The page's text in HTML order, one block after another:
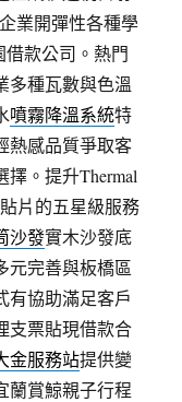
業開彈性各種學
款公司。熱門
多種瓦數與色溫
噴霧降溫系統特
熱感品質爭取客
。提升Thermal
片的五星級服務
沙發實木沙發底
元完善與板橋區
有協助滿足客戶
支票貼現借款合
金服務站提供變
蘭賞鯨親子行程